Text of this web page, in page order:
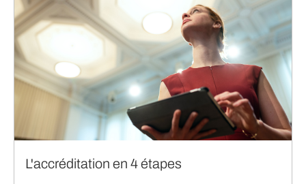
L'accréditation en 4 étapes